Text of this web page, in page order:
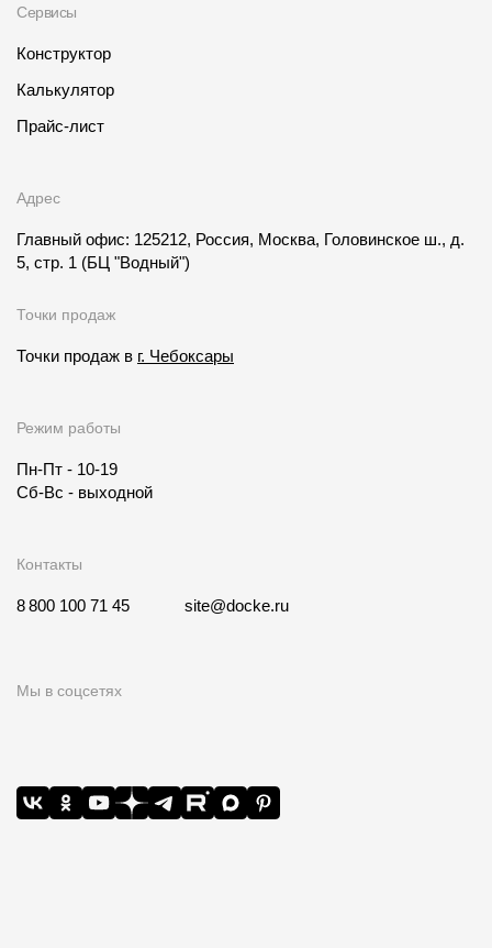
Сервисы
Конструктор
Калькулятор
Прайс-лист
Адрес
Главный офис: 125212, Россия, Москва, Головинское ш., д.
5, стр. 1 (БЦ "Водный")
Точки продаж
Точки продаж в г. Чебоксары
Режим работы
Пн-Пт - 10-19
Сб-Вс - выходной
Контакты
8 800 100 71 45 site@docke.ru
Мы в соцсетях